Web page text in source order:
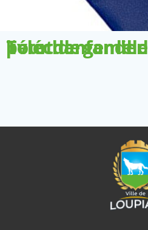
Télécharger le document pour demander un nouveau livret de famille